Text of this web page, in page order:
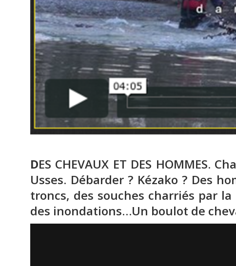
DES CHEVAUX ET DES
Usses. Débarder ? Kézako ? Des
troncs, des souches charriés par
des inondations…Un boulot de